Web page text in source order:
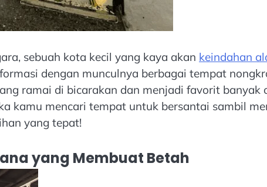
sebuah kota kecil yang kaya akan keindahan
dengan munculnya berbagai tempat
ramai di bicarakan dan menjadi favorit banyak
kamu mencari tempat untuk bersantai sambil
yang tepat!
yang Membuat Betah